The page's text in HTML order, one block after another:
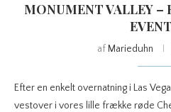
MONUMENT VALLEY –
af Marieduhn
Efter en enkelt overnatning i Las
vestover i vores lille frække røde